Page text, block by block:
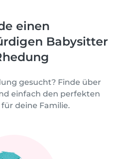
einen
Babysitter
gesucht? Finde über
einfach den perfekten
deine Familie.